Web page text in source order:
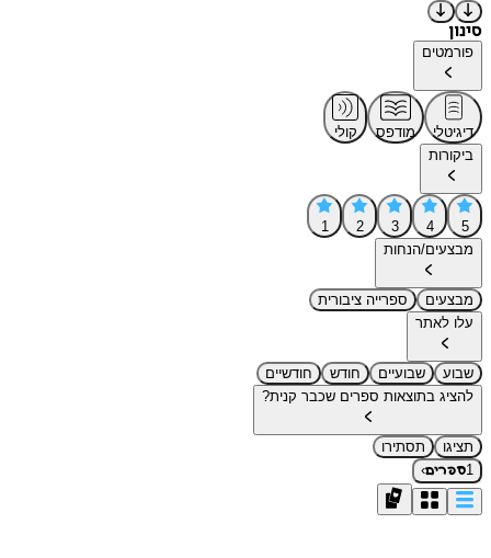
סינון
פורמטים
דיגיטלי מודפס
קולי
ביקורות
5
4
3
2
1
מבצעים/הנחות
מבצעים
ספרייה ציבורית
עלו לאתר
שבוע שבועיים חודש
חודשיים
להציג בתוצאות ספרים שכבר קנית?
תציגו
תסתירו
1ספרים›